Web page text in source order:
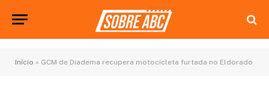
Início » GCM de Diadema recupera motocicleta furtada no Eldorado